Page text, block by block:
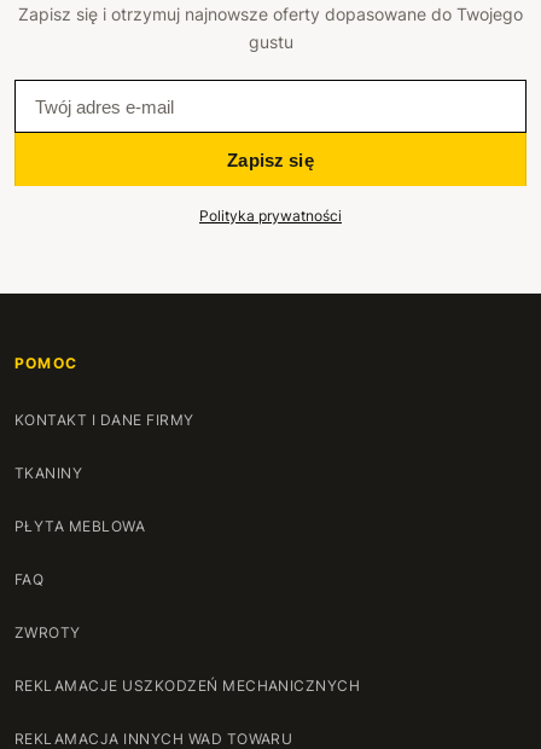
Zapisz się i otrzymuj najnowsze oferty dopasowane do Twojego
gustu
Zapisz się
Polityka prywatności
POMOC
KONTAKT I DANE FIRMY
TKANINY
PŁYTA MEBLOWA
FAQ
ZWROTY
REKLAMACJE USZKODZEŃ MECHANICZNYCH
REKLAMACJA INNYCH WAD TOWARU